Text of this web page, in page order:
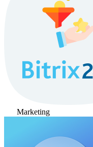
Marketing